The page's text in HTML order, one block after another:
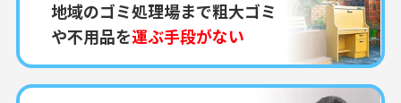
地域のゴミ処理場まで粗大ゴミ
や不用品を運ぶ手段がない